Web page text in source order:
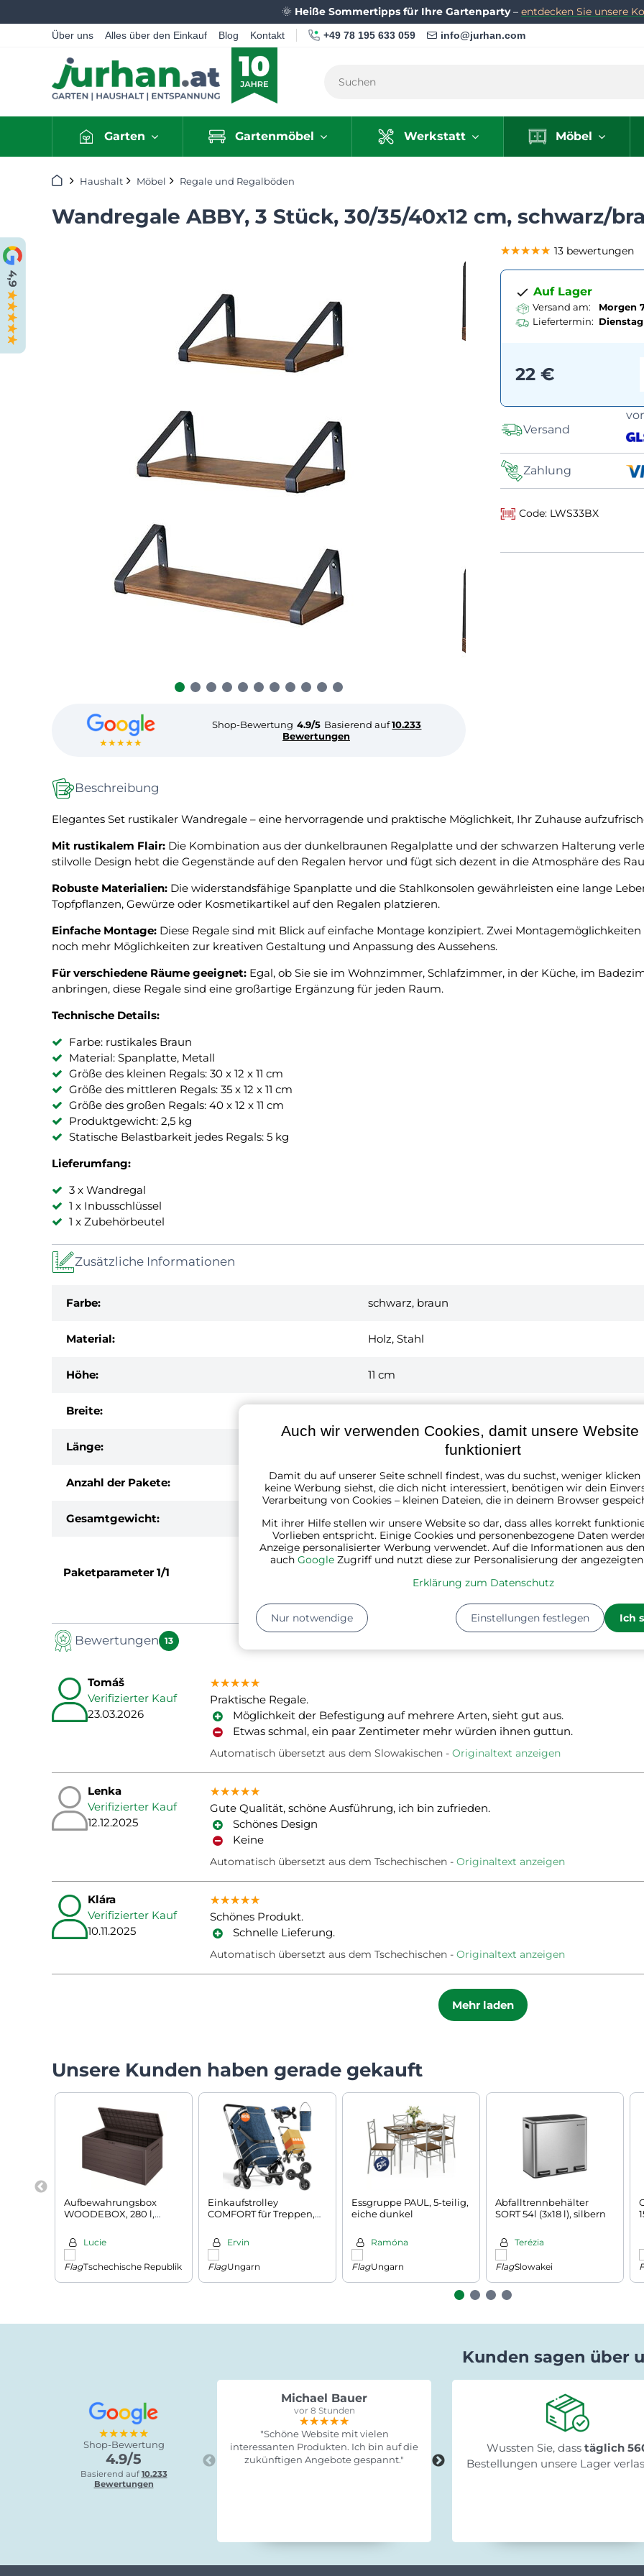
🌞 Heiße Sommertipps für Ihre Gartenparty– entdecken Sie unsere
Über uns Alles über den Einkauf Blog Kontakt +49 78 195 633 059 info@jurhan.com
Garten Gartenmöbel Werkstatt Möbel
StartseiteHaushalt Möbel Regale und Regalböden
Wandregale ABBY, 3 Stück, 30/35/40x12 cm, schwarz/
★★★★★
Shop-Bewertung 4.9/5 Basierend auf10.233
Bewertungen
★★★★★
★★★★★
★★★★★ 13 bewertungen
Auf Lager
Versand am:
Morgen
Liefertermin: Dienstag
22 €
Versand
Zahlung
Code: LWS33BX
Beschreibung
Elegantes Set rustikaler Wandregale – eine hervorragende und praktische Möglichkeit, Ihr Zuhause
Mit rustikalem Flair: Die Kombination aus der dunkelbraunen Regalplatte und der schwarzen Halterung
stilvolle Design hebt die Gegenstände auf den Regalen hervor und fügt sich dezent in die Atmosphäre des
Robuste Materialien: Die widerstandsfähige Spanplatte und die Stahlkonsolen gewährleisten eine lange
Topfpflanzen, Gewürze oder Kosmetikartikel auf den Regalen platzieren.
Einfache Montage: Diese Regale sind mit Blick auf einfache Montage konzipiert. Zwei
noch mehr Möglichkeiten zur kreativen Gestaltung und Anpassung des Aussehens.
Für verschiedene Räume geeignet: Egal, ob Sie sie im Wohnzimmer, Schlafzimmer, in der Küche, im
anbringen, diese Regale sind eine großartige Ergänzung für jeden Raum.
Technische Details:
Farbe: rustikales Braun
Material: Spanplatte, Metall
Größe des kleinen Regals: 30 x 12 x 11 cm
Größe des mittleren Regals: 35 x 12 x 11 cm
Größe des großen Regals: 40 x 12 x 11 cm
Produktgewicht: 2,5 kg
Statische Belastbarkeit jedes Regals: 5 kg
Lieferumfang:
3 x Wandregal
1 x Inbusschlüssel
1 x Zubehörbeutel
Zusätzliche Informationen
Farbe: schwarz, braun
Material: Holz, Stahl
Höhe: 11 cm
Breite:
Länge:
Anzahl der Pakete: 1
Gesamtgewicht: 3Kg
Paketparameter1/1
Länge:
44 cm
Breite:
15 cm
10 cm
Bewertungen 13
Tomáš
Verifizierter Kauf
23.03.2026
★★★★★
★★★★★
★★★★★
Praktische Regale.
Möglichkeit der Befestigung auf mehrere Arten, sieht gut aus.
Etwas schmal, ein paar Zentimeter mehr würden ihnen guttun.
Automatisch übersetzt aus dem Slowakischen Originaltext anzeigen
Lenka
Verifizierter Kauf
12.12.2025
★★★★★
★★★★★
★★★★★
Gute Qualität, schöne Ausführung, ich bin zufrieden.
Schönes Design
Keine
Automatisch übersetzt aus dem Tschechischen Originaltext anzeigen
Klára
Verifizierter Kauf
10.11.2025
★★★★★
★★★★★
★★★★★
Schönes Produkt.
Schnelle Lieferung.
Automatisch übersetzt aus dem Tschechischen Originaltext anzeigen
Mehr laden
Unsere Kunden haben gerade gekauft
Aufbewahrungsbox
WOODEBOX, 280 l,
dunkelbraun
Lucie
Tschechische Republik
Einkaufstrolley
COMFORT für Treppen,
Ervin
Ungarn
Essgruppe PAUL, 5-teilig,
eiche dunkel
Ramóna
Ungarn
Abfalltrennbehälter
SORT 54l (3x18 l), silbern
Terézia
Slowakei
★★★★★
Shop-Bewertung
4.9/5
Basierend auf 10.233
Bewertungen
Kunden sagen über
Michael Bauer
vor 8 Stunden
★★★★★
★★★★★
★★★★★
"Schöne Website mit vielen
interessanten Produkten. Ich bin auf die
zukünftigen Angebote gespannt."
Gabriele Saxa
vor 15 Stunden
★★★★★
★★★★★
★★★★★
"Schnelle Lieferung, leicht zum
Fertigstellen und stabil!"
Wussten Sie, dasstäglich
Bestellungen unsere Lager
Auch wir verwenden Cookies, damit unsere Website
funktioniert
Damit du auf unserer Seite schnell findest, was du suchst, weniger
keine Werbung siehst, die dich nicht interessiert, benötigen wir dein
Verarbeitung von Cookies – kleinen Dateien, die in deinem Browser
Mit ihrer Hilfe stellen wir unsere Website so dar, dass alles korrekt
Vorlieben entspricht. Einige Cookies und personenbezogene Daten
Anzeige personalisierter Werbung verwendet. Auf die Informationen aus
auch Google Zugriff und nutzt diese zur Personalisierung der
Erklärung zum Datenschutz
Einstellungen festlegen Ich
Nur notwendige